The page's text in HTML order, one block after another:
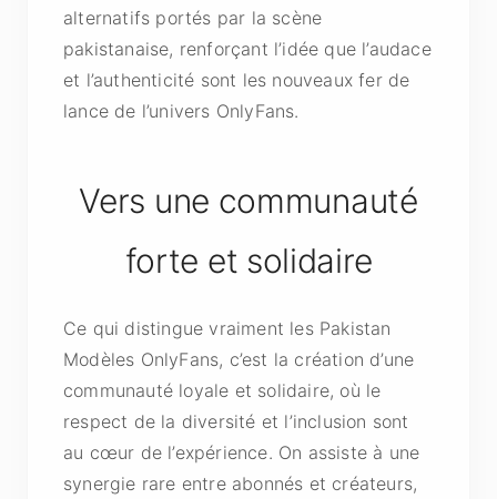
alternatifs portés par la scène
pakistanaise, renforçant l’idée que l’audace
et l’authenticité sont les nouveaux fer de
lance de l’univers OnlyFans.
Vers une communauté
forte et solidaire
Ce qui distingue vraiment les Pakistan
Modèles OnlyFans, c’est la création d’une
communauté loyale et solidaire, où le
respect de la diversité et l’inclusion sont
au cœur de l’expérience. On assiste à une
synergie rare entre abonnés et créateurs,